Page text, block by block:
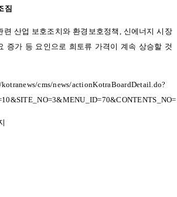
짐
산업 보호조치와 환경보호정책, 신에너지 시장
증가 등 요인으로 희토류 가격이 계속 상승할 것
cms/news/actionKotraBoardDetail.do?